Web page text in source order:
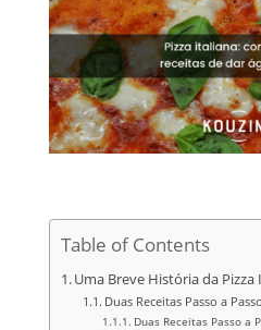
Table of Contents
Uma Breve História da Pizza
Duas Receitas Passo a
Duas Receitas Passo a